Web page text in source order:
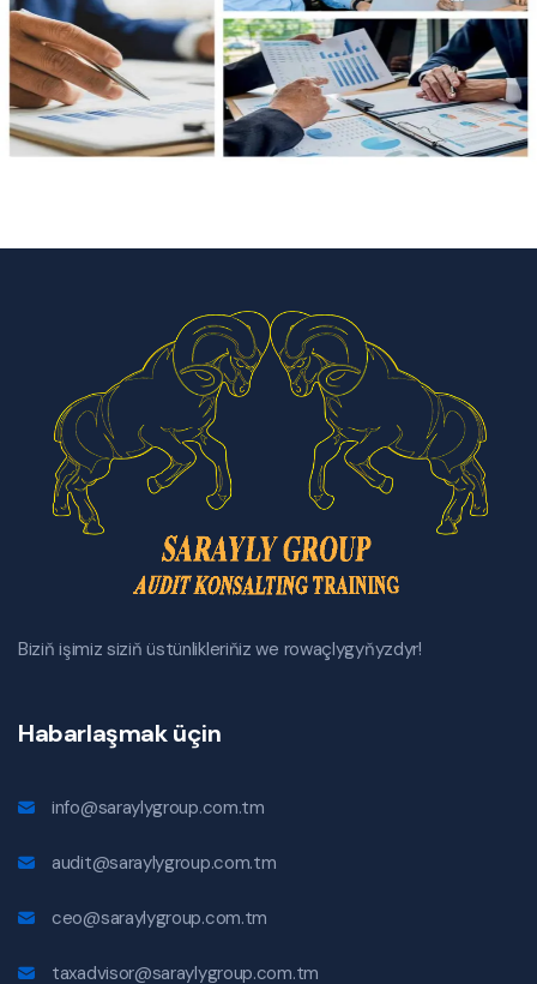
Biziň işimiz siziň üstünlikleriňiz we rowaçlygyňyzdyr!
Habarlaşmak üçin
info@saraylygroup.com.tm
audit@saraylygroup.com.tm
ceo@saraylygroup.com.tm
taxadvisor@saraylygroup.com.tm